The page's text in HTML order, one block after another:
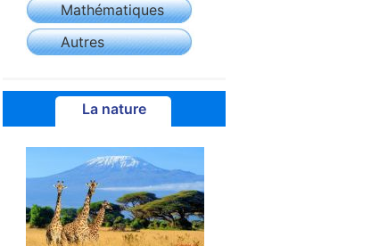
Mathématiques
Autres
La nature